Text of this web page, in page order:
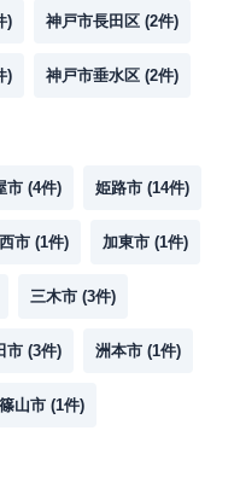
1/14閉店】三宮さんプラザ
ナー
央区三宮町１丁目８－１
ナー
) 神戸市長田区 (2件)
) 神戸市垂水区 (2件)
市 (4件) 姫路市 (14件)
市 (1件) 加東市 (1件)
三木市 (3件)
市 (3件) 洲本市 (1件)
山市 (1件)